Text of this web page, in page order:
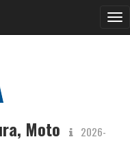
Moto
2026-